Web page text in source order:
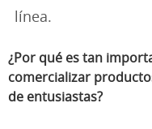
línea.
¿Por qué es tan
comercializar
de entusiastas?